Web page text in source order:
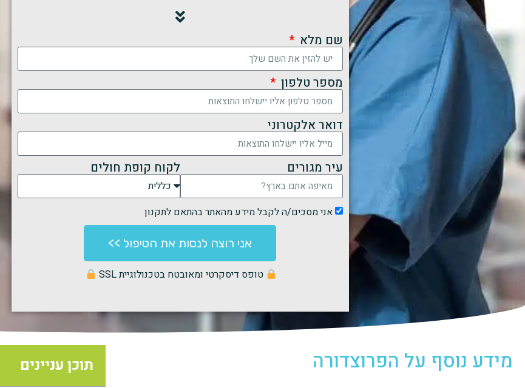
שם מלא
מספר טלפון
דואר אלקטרוני
עיר מגורים לקוח קופת חולים
אני מסכים/ה לקבל מידע מהאתר בהתאם לתקנון
אני רוצה לנסות את הטיפול >>
טופס דיסקרטי ומאובטח בטכנולוגיית SSL
מידע נוסף על הפרוצדורה תוכן עניינים